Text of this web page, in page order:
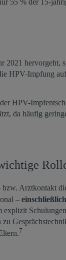
55 % der 15-
2021
HPV-Impfung
HPV-
da häufig
Arztkontakt
–
explizit
7